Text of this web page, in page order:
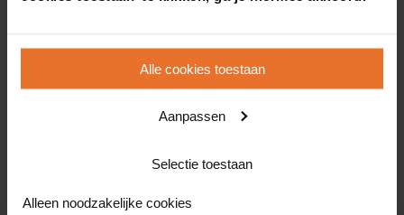
Alle cookies toestaan
Aanpassen
Selectie toestaan
Alleen noodzakelijke cookies